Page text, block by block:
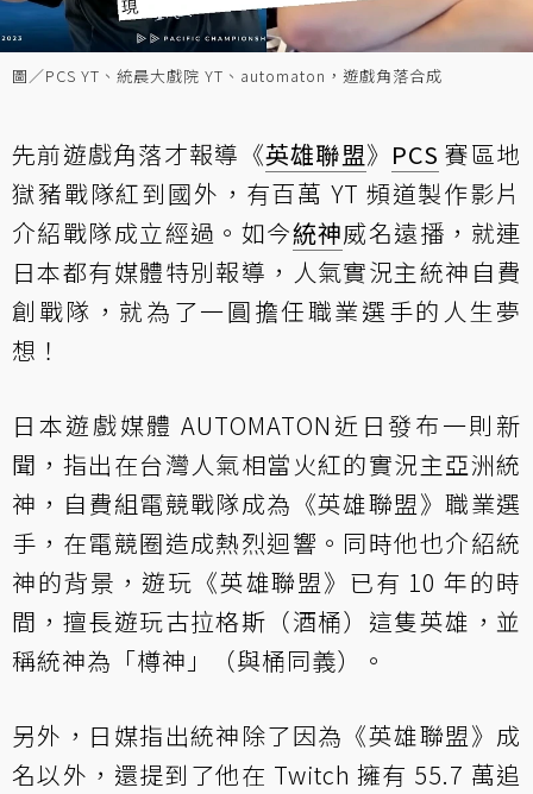
圖／PCS YT、統晨大戲院 YT、automaton，遊戲角落合成
先前遊戲角落才報導《英雄聯盟》 PCS 賽區地
獄豬戰隊紅到國外，有百萬 YT 頻道製作影片
介紹戰隊成立經過。如今統神威名遠播，就連
日本都有媒體特別報導，人氣實況主統神自費
創戰隊，就為了一圓擔任職業選手的人生夢
想！
日本遊戲媒體 AUTOMATON 近日發布一則新
聞 ，指出在台灣人氣相當火紅的實況主亞洲統
神，自費組電競戰隊成為《英雄聯盟》職業選
手，在電競圈造成熱烈迴響。同時他也介紹統
神的背景，遊玩《英雄聯盟》已有 10 年的時
間，擅長遊玩古拉格斯（酒桶）這隻英雄，並
稱統神為「樽神」（與桶同義）。
另外，日媒指出統神除了因為《英雄聯盟》成
名以外，還提到了他在 Twitch 擁有 55.7 萬追